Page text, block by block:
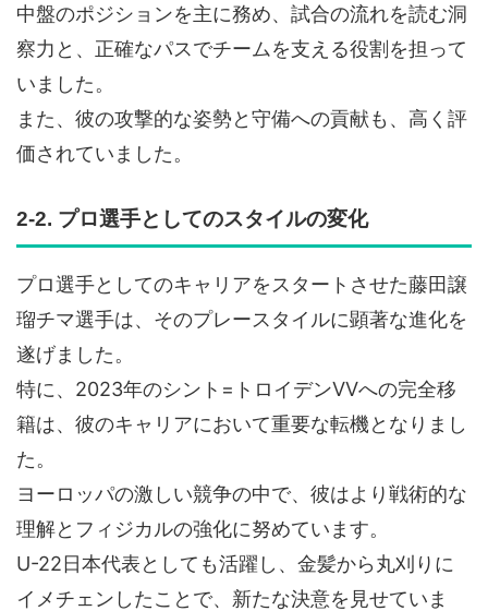
中盤のポジションを主に務め、試合の流れを読む洞
察力と、正確なパスでチームを支える役割を担って
いました。
また、彼の攻撃的な姿勢と守備への貢献も、高く評
価されていました。
2-2. プロ選手としてのスタイルの変化
プロ選手としてのキャリアをスタートさせた藤田譲
瑠チマ選手は、そのプレースタイルに顕著な進化を
遂げました。
特に、2023年のシント=トロイデンVVへの完全移
籍は、彼のキャリアにおいて重要な転機となりまし
た。
ヨーロッパの激しい競争の中で、彼はより戦術的な
理解とフィジカルの強化に努めています。
U-22日本代表としても活躍し、金髪から丸刈りに
イメチェンしたことで、新たな決意を見せていま